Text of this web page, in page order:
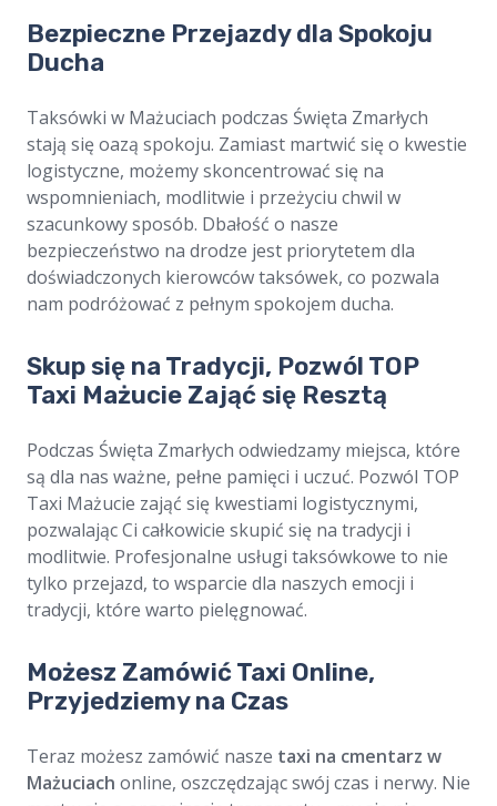
Bezpieczne Przejazdy dla Spokoju
Ducha
Taksówki w Mażuciach podczas Święta Zmarłych
stają się oazą spokoju. Zamiast martwić się o kwestie
logistyczne, możemy skoncentrować się na
wspomnieniach, modlitwie i przeżyciu chwil w
szacunkowy sposób. Dbałość o nasze
bezpieczeństwo na drodze jest priorytetem dla
doświadczonych kierowców taksówek, co pozwala
nam podróżować z pełnym spokojem ducha.
Skup się na Tradycji, Pozwól TOP
Taxi Mażucie Zająć się Resztą
Podczas Święta Zmarłych odwiedzamy miejsca, które
są dla nas ważne, pełne pamięci i uczuć. Pozwól TOP
Taxi Mażucie zająć się kwestiami logistycznymi,
pozwalając Ci całkowicie skupić się na tradycji i
modlitwie. Profesjonalne usługi taksówkowe to nie
tylko przejazd, to wsparcie dla naszych emocji i
tradycji, które warto pielęgnować.
Możesz Zamówić Taxi Online,
Przyjedziemy na Czas
Teraz możesz zamówić nasze taxi na cmentarz w
Mażuciach online, oszczędzając swój czas i nerwy. Nie